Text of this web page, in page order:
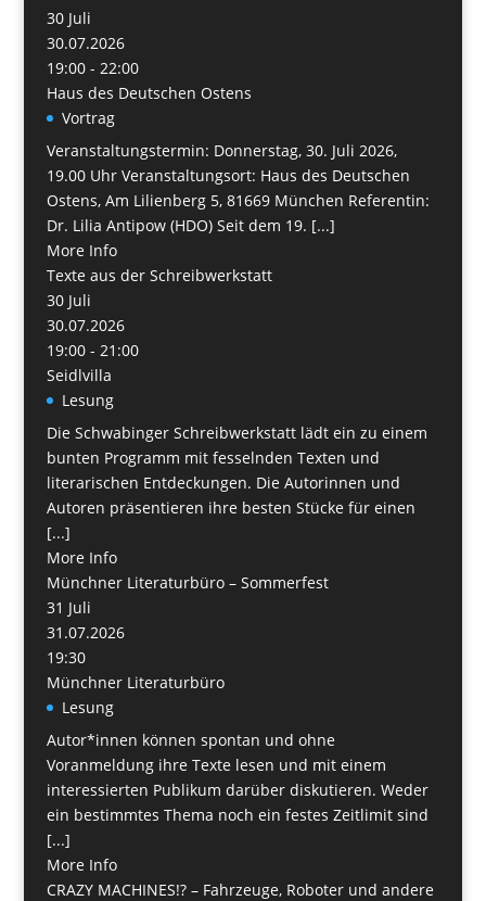
30 Juli
30.07.2026
19:00 - 22:00
Haus des Deutschen Ostens
Vortrag
Veranstaltungstermin: Donnerstag, 30. Juli 2026,
19.00 Uhr Veranstaltungsort: Haus des Deutschen
Ostens, Am Lilienberg 5, 81669 München Referentin:
Dr. Lilia Antipow (HDO) Seit dem 19. [...]
More Info
Texte aus der Schreibwerkstatt
30 Juli
30.07.2026
19:00 - 21:00
Seidlvilla
Lesung
Die Schwabinger Schreibwerkstatt lädt ein zu einem
bunten Programm mit fesselnden Texten und
literarischen Entdeckungen. Die Autorinnen und
Autoren präsentieren ihre besten Stücke für einen
[...]
More Info
Münchner Literaturbüro – Sommerfest
31 Juli
31.07.2026
19:30
Münchner Literaturbüro
Lesung
Autor*innen können spontan und ohne
Voranmeldung ihre Texte lesen und mit einem
interessierten Publikum darüber diskutieren. Weder
ein bestimmtes Thema noch ein festes Zeitlimit sind
[...]
More Info
CRAZY MACHINES!? – Fahrzeuge, Roboter und andere